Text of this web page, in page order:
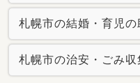
札幌市の結婚・育児の
札幌市の治安・ごみ収